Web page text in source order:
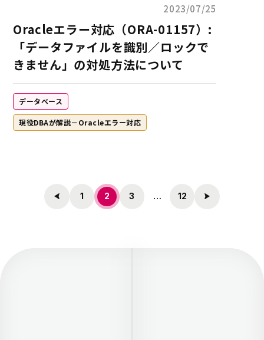
2023/07/25
Oracleエラー対応（ORA-01157）:
「データファイルを識別／ロックで
きません」の対処方法について
データベース
現役DBAが解説－Oracleエラー対応
1 2 3 … 12